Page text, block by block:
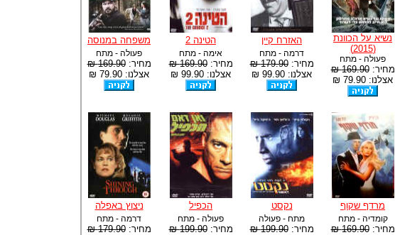
נשיא על הכוונת
(2015)
פעולה - מתח
מחיר:169.90 ₪
אצלנו: 79.90 ₪
האזרח קיין
דרמה - מתח
מחיר:179.90 ₪
אצלנו: 99.90 ₪
הטינה 2
אימה - מתח
מחיר:169.90 ₪
אצלנו: 99.90 ₪
משפחה במנוסה
פעולה - מתח
מחיר:169.90 ₪
אצלנו: 79.90 ₪
מרדף שקוף
קומדיה - מתח
מחיר:169.90 ₪
נקסט
מתח - פעולה
מחיר:199.90 ₪
הכפיל
פעולה - מתח
מחיר:199.90 ₪
ניצוץ באפלה
דרמה - מתח
מחיר:179.90 ₪